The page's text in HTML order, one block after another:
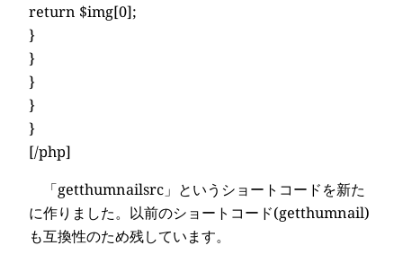
return $img[0];
}
}
}
}
}
[/php]
「getthumnailsrc」というショートコードを新た
に作りました。以前のショートコード(getthumnail)
も互換性のため残しています。